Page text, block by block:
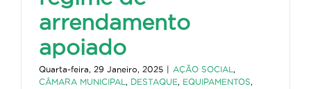
arrendamento
apoiado
Quarta-feira, 29 Janeiro, 2025 AÇÃO SOCIAL ,
CÂMARA MUNICIPAL , DESTAQUE, EQUIPAMENTOS,